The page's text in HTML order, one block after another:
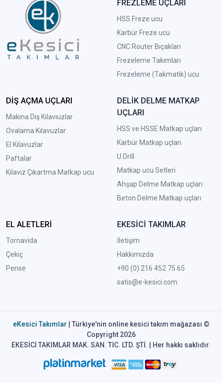
FREZLEME UÇLARI
HSS Freze ucu
Karbür Freze ucu
CNC Router Bıçakları
Frezeleme Takımları
Frezeleme (Takmatik) ucu
DİŞ AÇMA UÇLARI
Makina Diş Kılavıuzlar
Ovalama Kılavuzlar
El Kılavuzlar
Paftalar
Kılavız Çıkartma Matkap ucu
DELİK DELME MATKAP
UÇLARI
HSS ve HSSE Matkap uçları
Karbür Matkap uçları
U Drill
Matkap ucu Setleri
Ahşap Delme Matkap uçları
Beton Delme Matkap uçları
EL ALETLERİ
Tornavida
Çekiç
Pense
EKESİCİ TAKIMLAR
İletişim
Hakkımızda
+90 (0) 216 452 75 65
satis@e-kesici.com
eKesici Takımlar | Türkiye'nin online kesici takım mağazası ©
Copyright 2026
EKESİCİ TAKIMLAR MAK. SAN. TİC. LTD. ŞTİ. | Her hakkı saklıdır.